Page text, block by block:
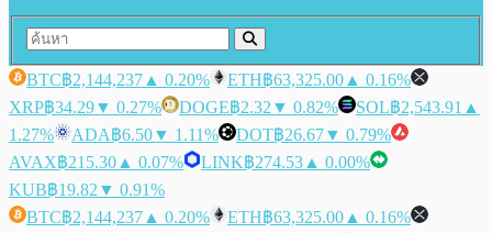
BTC฿2,144,237 ▲ 0.20% ETH฿63,325.00 ▲ 0.16%
XRP฿34.29▼ 0.27% DOGE฿2.32 ▼ 0.82% SOL฿2,543.91 ▲
1.27%
ADA฿6.50▼ 1.11% DOT฿26.67▼ 0.79%
AVAX฿215.30 ▲ 0.07% LINK฿274.53 ▲ 0.00%
KUB฿19.82 ▼ 0.91%
BTC฿2,144,237 ▲ 0.20% ETH฿63,325.00 ▲ 0.16%